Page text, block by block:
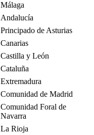
Málaga
Andalucía
Principado de Asturias
Canarias
Castilla y León
Cataluña
Extremadura
Comunidad de Madrid
Comunidad Foral de
Navarra
La Rioja